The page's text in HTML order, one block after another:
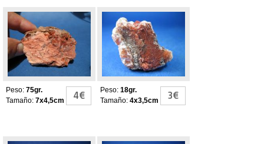
Cuarzo Rojo-
Jacinto de
Compostela
Peso: 75gr.
Tamaño: 7x4,5cm 4€
Jacintos de
Compostela
Peso: 18gr.
Tamaño: 4x3,5cm 3€